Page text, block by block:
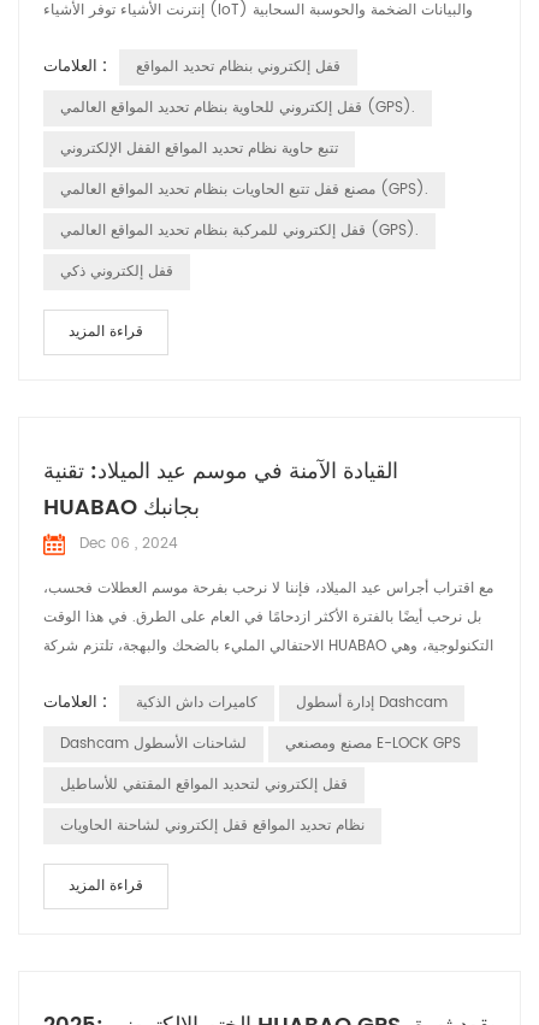
إنترنت الأشياء توفر الأشياء (IoT) والبيانات الضخمة والحوسبة السحابية
والمراقبة في الوقت الحقيقي: يتم تمكين الأقفال الإلكترونية HUABAO تتبع
نقل البضائع في الوقت الحقيقي، وتحقيق تحديد المواقع بدق...
العلامات :
قفل إلكتروني بنظام تحديد المواقع
قفل إلكتروني للحاوية بنظام تحديد المواقع العالمي (GPS).
تتبع حاوية نظام تحديد المواقع القفل الإلكتروني
مصنع قفل تتبع الحاويات بنظام تحديد المواقع العالمي (GPS).
قفل إلكتروني للمركبة بنظام تحديد المواقع العالمي (GPS).
قفل إلكتروني ذكي
قراءة المزيد
القيادة الآمنة في موسم عيد الميلاد: تقنية
HUABAO بجانبك
Dec 06 , 2024
مع اقتراب أجراس عيد الميلاد، فإننا لا نرحب بفرحة موسم العطلات فحسب،
بل نرحب أيضًا بالفترة الأكثر ازدحامًا في العام على الطرق. في هذا الوقت
الاحتفالي المليء بالضحك والبهجة، تلتزم شركة HUABAO التكنولوجية، وهي
العالمي (GPS)، بضمان سلامة ومتعة كل رحلة للسائق من خلال تقنيتنا
العلامات : كاميرات داش الذكية
إدارة أسطول Dashcam
Dashcam لشاحنات الأسطول
مصنع ومصنعي E-LOCK GPS
قفل إلكتروني لتحديد المواقع المقتفي للأساطيل
نظام تحديد المواقع قفل إلكتروني لشاحنة الحاويات
قراءة المزيد